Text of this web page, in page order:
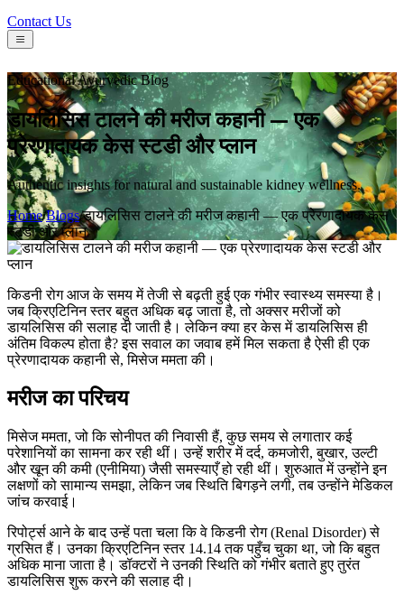
Contact Us
Educational Ayurvedic Blog
डायलिसिस टालने की मरीज कहानी — एक
प्रेरणादायक केस स्टडी और प्लान
Authentic insights for natural and sustainable kidney wellness.
Home/Blogs/डायलिसिस टालने की मरीज कहानी — एक प्रेरणादायक केस
स्टडी और प्लान
किडनी रोग आज के समय में तेजी से बढ़ती हुई एक गंभीर स्वास्थ्य समस्या है।
जब क्रिएटिनिन स्तर बहुत अधिक बढ़ जाता है, तो अक्सर मरीजों को
डायलिसिस की सलाह दी जाती है। लेकिन क्या हर केस में डायलिसिस ही
अंतिम विकल्प होता है? इस सवाल का जवाब हमें मिल सकता है ऐसी ही एक
प्रेरणादायक कहानी से, मिसेज ममता की।
मरीज का परिचय
मिसेज ममता, जो कि सोनीपत की निवासी हैं, कुछ समय से लगातार कई
परेशानियों का सामना कर रही थीं। उन्हें शरीर में दर्द, कमजोरी, बुखार, उल्टी
और खून की कमी (एनीमिया) जैसी समस्याएँ हो रही थीं। शुरुआत में उन्होंने इन
लक्षणों को सामान्य समझा, लेकिन जब स्थिति बिगड़ने लगी, तब उन्होंने मेडिकल
जांच करवाई।
रिपोर्ट्स आने के बाद उन्हें पता चला कि वे किडनी रोग (Renal Disorder) से
ग्रसित हैं। उनका क्रिएटिनिन स्तर 14.14 तक पहुँच चुका था, जो कि बहुत
अधिक माना जाता है। डॉक्टरों ने उनकी स्थिति को गंभीर बताते हुए तुरंत
डायलिसिस शुरू करने की सलाह दी।